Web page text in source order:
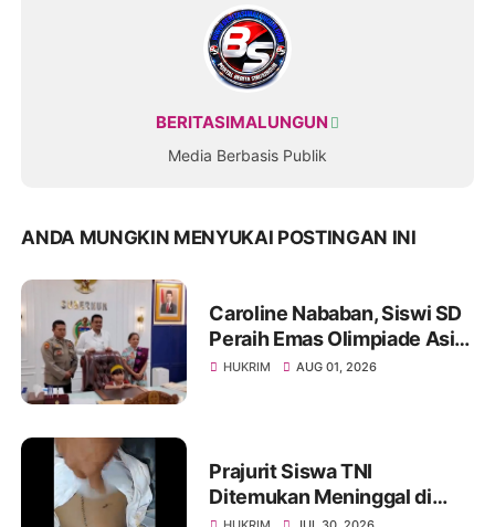
BERITASIMALUNGUN
Media Berbasis Publik
ANDA MUNGKIN MENYUKAI POSTINGAN INI
Caroline Nababan, Siswi SD
Peraih Emas Olimpiade Asia
Dihadiahi Rumah hingga
HUKRIM AUG 01, 2026
Prajurit Siswa TNI
Ditemukan Meninggal di
Rindam I/BB, Penyelidikan